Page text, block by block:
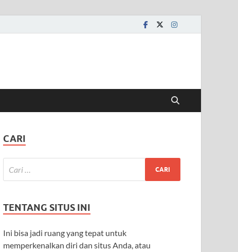
CARI
TENTANG SITUS INI
Ini bisa jadi ruang yang tepat untuk
memperkenalkan diri dan situs Anda, atau